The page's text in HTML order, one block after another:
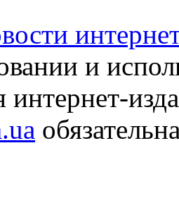
и
интернет-